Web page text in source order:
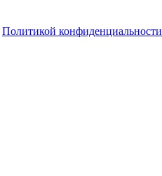
Политикой конфиденциальности